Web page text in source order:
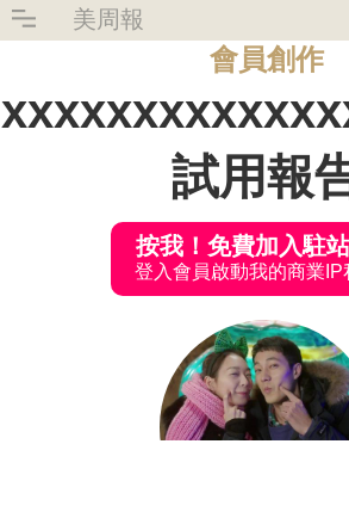
美周報
會員創作
試用報
按我！免費加入駐
登入會員啟動我的商業IP